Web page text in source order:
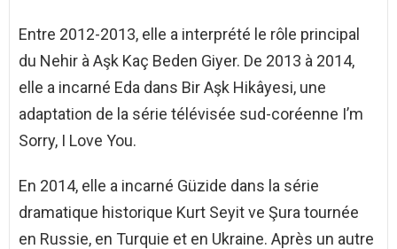
Entre 2012-2013, elle a interprété le rôle principal
du Nehir à Aşk Kaç Beden Giyer. De 2013 à 2014,
elle a incarné Eda dans Bir Aşk Hikâyesi, une
adaptation de la série télévisée sud-coréenne I’m
Sorry, I Love You.
En 2014, elle a incarné Güzide dans la série
dramatique historique Kurt Seyit ve Şura tournée
en Russie, en Turquie et en Ukraine. Après un autre